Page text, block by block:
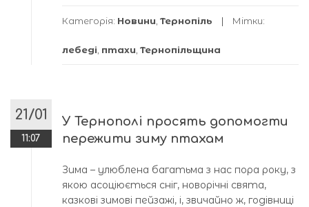
Категорія: Новини Тернопіль Мітки:
лебеді птахи Тернопільщина
21/01
11:07
У Тернополі просять допомогти
пережити зиму птахам
Зима – улюблена багатьма з нас пора року, з
якою асоціюється сніг, новорічні свята,
казкові зимові пейзажі, і, звичайно ж, годівниці